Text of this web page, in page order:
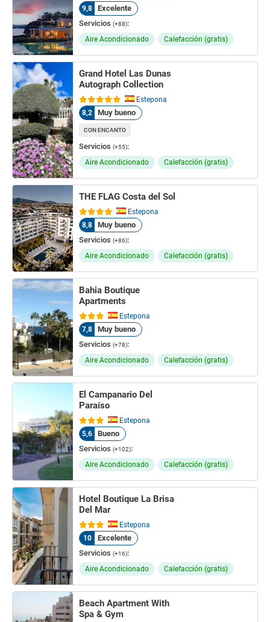
9,8
Excelente
Servicios (+88):
Aire Acondicionado Calefacción (gratis)
Grand Hotel Las Dunas
Autograph Collection
Estepona
8,2
Muy bueno
CON ENCANTO
Servicios (+55):
Aire Acondicionado Calefacción (gratis)
THE FLAG Costa del Sol
Estepona
8,8
Muy bueno
Servicios (+86):
Aire Acondicionado Calefacción (gratis)
Bahia Boutique
Apartments
Estepona
7,8
Muy bueno
Servicios (+78):
Aire Acondicionado Calefacción (gratis)
El Campanario Del
Paraíso
Estepona
5,6
Bueno
Servicios (+102):
Aire Acondicionado Calefacción (gratis)
Hotel Boutique La Brisa
Del Mar
Estepona
10
Excelente
Servicios (+16):
Aire Acondicionado Calefacción (gratis)
Beach Apartment With
Spa & Gym